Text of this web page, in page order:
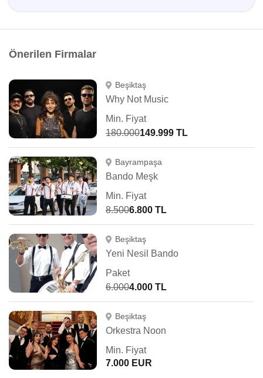
Önerilen Firmalar
Beşiktaş
Why Not Music
Min. Fiyat
180.000149.999 TL
Bayrampaşa
Bando Meşk
Min. Fiyat
8.5006.800 TL
Beşiktaş
Yeni Nesil Bando
Paket
6.0004.000 TL
Beşiktaş
Orkestra Noon
Min. Fiyat
7.000 EUR